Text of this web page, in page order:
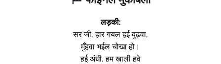
लड़की:
सर जी, हार गयल हई बुढ़वा,
मुँहवा भईल चोखा हो।
हई अंधी, हम खाली हवे